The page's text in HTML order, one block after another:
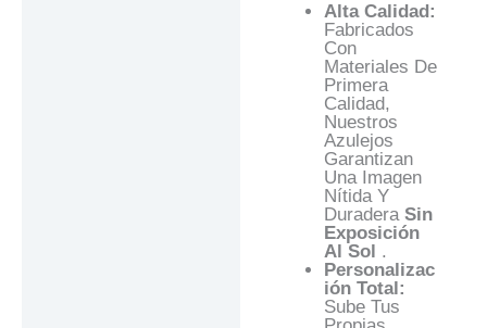
Alta Calidad:
Fabricados
Con
Materiales De
Primera
Calidad,
Nuestros
Azulejos
Garantizan
Una Imagen
Nítida Y
Duradera Sin
Exposición
Al Sol .
Personalizac
Ión Total:
Sube Tus